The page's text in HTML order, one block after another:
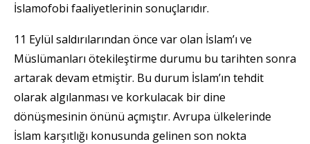
İslamofobi faaliyetlerinin sonuçlarıdır.
11 Eylül saldırılarından önce var olan İslam’ı ve
Müslümanları ötekileştirme durumu bu tarihten sonra
artarak devam etmiştir. Bu durum İslam’ın tehdit
olarak algılanması ve korkulacak bir dine
dönüşmesinin önünü açmıştır. Avrupa ülkelerinde
İslam karşıtlığı konusunda gelinen son nokta